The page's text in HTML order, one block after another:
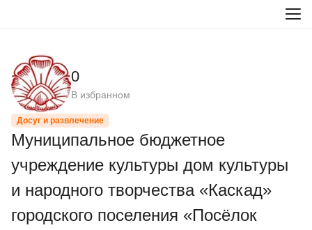
0
В избранном
Досуг и развлечение
Муниципальное бюджетное
учреждение культуры дом культуры
и народного творчества «Каскад»
городского поселения «Посёлок